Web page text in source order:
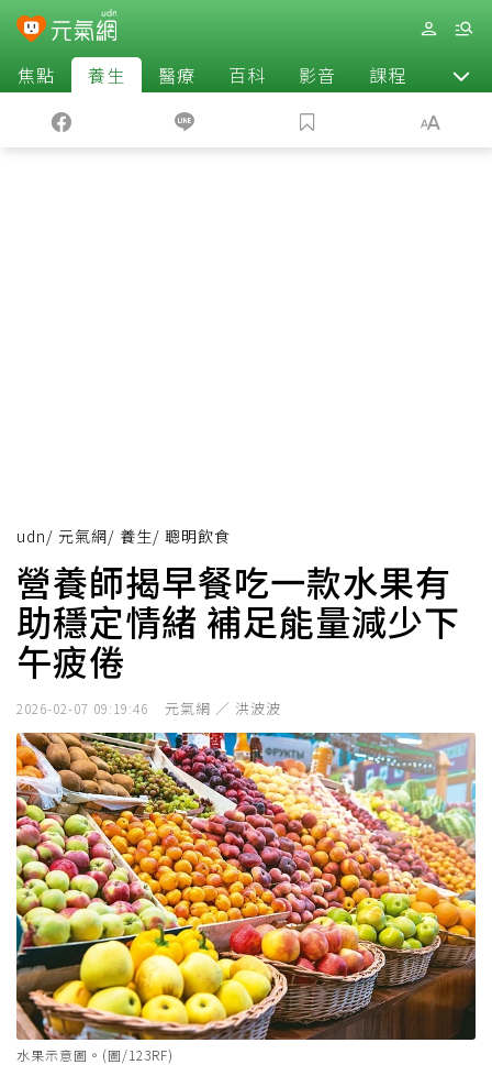
焦點 養生 醫療 百科 影音 課程 退休
udn/ 元氣網/ 養生/ 聰明飲食
營養師揭早餐吃一款水果有
助穩定情緒 補足能量減少下
午疲倦
2026-02-07 09:19:46 元氣網 ／ 洪波波
水果示意圖。(圖/123RF)